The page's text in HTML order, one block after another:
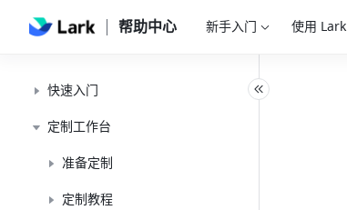
帮助中心 新手入门 使用 Lark
快速入门
定制工作台
准备定制
定制教程